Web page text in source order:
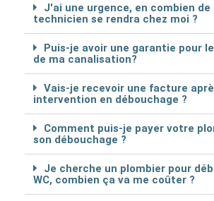
J'ai une urgence, en combien de
technicien se rendra chez moi ?
Puis-je avoir une garantie pour
de ma canalisation?
Vais-je recevoir une facture
intervention en débouchage ?
Comment puis-je payer votre
son débouchage ?
Je cherche un plombier pour
WC, combien ça va me coûter ?